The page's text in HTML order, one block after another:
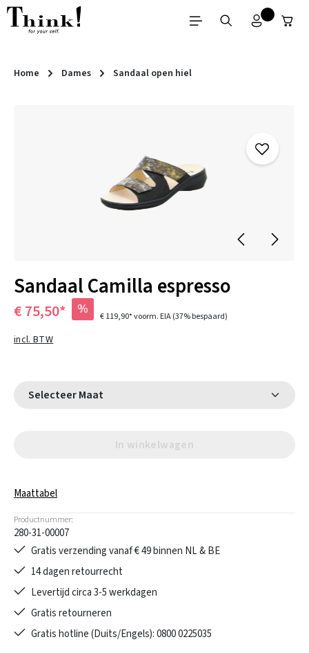
Ga naar de hoofdinhoud
Home Dames Sandaal open hiel
Sandaal Camilla espresso
€ 75,50* % € 119,90*voorm. EIA(37% bespaard)
incl. BTW
Selecteer Maat
In winkelwagen
Maattabel
Productnummer:
280-31-00007
Gratis verzending vanaf € 49 binnen NL & BE
14 dagen retourrecht
Levertijd circa 3-5 werkdagen
Gratis retourneren
Gratis hotline (Duits/Engels): 0800 0225035